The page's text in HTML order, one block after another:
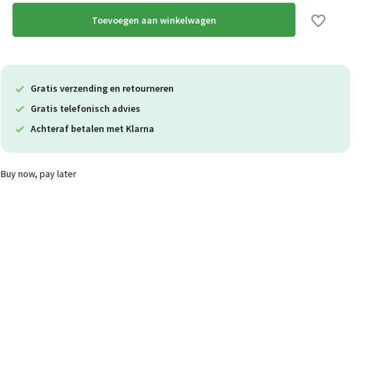
Toevoegen aan winkelwagen
Buy now, pay later
Gratis verzending en retourneren
Gratis telefonisch advies
Achteraf betalen met Klarna